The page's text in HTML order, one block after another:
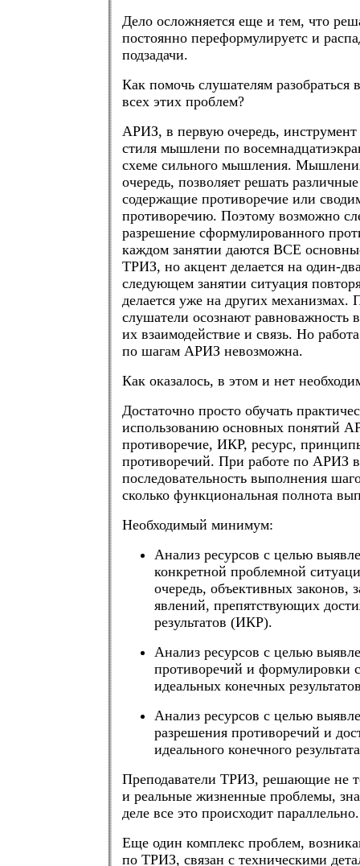
Дело осложняется еще и тем, что
постоянно переформулируетс и
подзадачи.
Как помочь слушателям разобраться
всех этих проблем?
АРИЗ, в первую очередь,
стиля мышлени по
схеме сильного мышления.
очередь, позволяет решать
содержащие противоречие или
противоречию. Поэтому возможно
разрешение сформулированного
каждом занятии даются ВСЕ
ТРИЗ, но акцент делается на один-
следующем занятии ситуация
делается уже на других механизмах.
слушатели осознают равноважность
их взаимодействие и связь. Но
по шагам АРИЗ невозможна.
Как оказалось, в этом и нет
Достаточно просто обучать
использованию основных понятий
противоречие, ИКР, ресурс,
противоречий. При работе по АРИЗ
последовательность выполнения
сколько функциональная полнота
Необходимый минимум:
Анализ ресурсов с целью
конкретной проблемной
очередь, объективных законов,
явлений, препятствующих
результатов (ИКР).
Анализ ресурсов с целью
противоречий и формулировки
идеальных конечных
Анализ ресурсов с целью
разрешения противоречий и
идеального конечного
Преподаватели ТРИЗ, решающие не
и реальные жизненные проблемы,
деле все это происходит параллельно.
Еще один комплекс проблем,
по ТРИЗ, связан с техническими